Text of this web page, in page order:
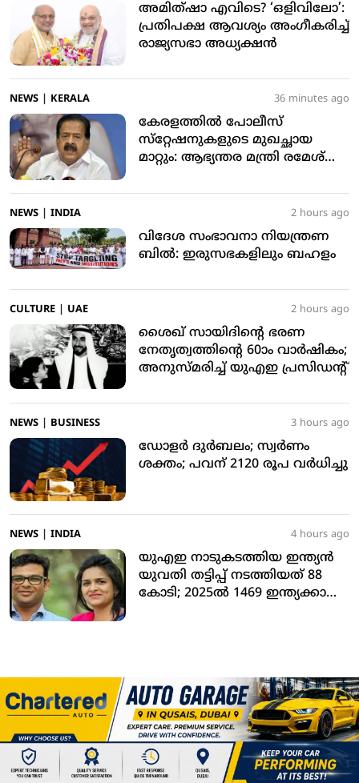
അമിത്ഷാ എവിടെ? ‘ഒളിവിലോ’:
പ്രതിപക്ഷ ആവശ്യം അംഗീകരിച്ച്
രാജ്യസഭാ അധ്യക്ഷന്‍
NEWS KERALA 36 minutes ago
കേരളത്തില്‍ പോലീസ്
സ്‌റ്റേഷനുകളുടെ മുഖച്ഛായ
മാറ്റും: ആഭ്യന്തര മന്ത്രി രമേശ്
NEWS INDIA 2 hours ago
വിദേശ സംഭാവനാ നിയന്ത്രണ
ബില്‍: ഇരുസഭകളിലും ബഹളം
CULTURE UAE 2 hours ago
ശൈഖ് സായിദിന്റെ ഭരണ
നേതൃത്വത്തിന്റെ 60ാം വാര്‍ഷികം;
അനുസ്മരിച്ച് യുഎഇ പ്രസിഡന്റ്
NEWS BUSINESS 3 hours ago
ഡോളര്‍ ദുര്‍ബലം; സ്വര്‍ണം
ശക്തം; പവന് 2120 രൂപ വര്‍ധിച്ചു
NEWS INDIA 4 hours ago
യുഎഇ നാടുകടത്തിയ ഇന്ത്യന്‍
യുവതി തട്ടിപ്പ് നടത്തിയത് 88
കോടി; 2025ല്‍ 1469 ഇന്ത്യക്കാരെ